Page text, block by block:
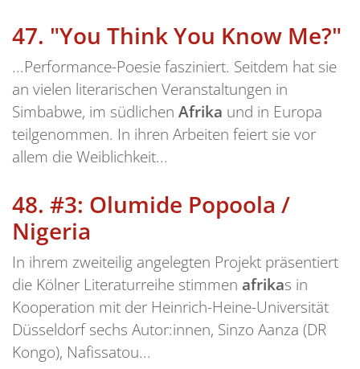
47. "You Think You Know Me?"
...Performance-Poesie fasziniert. Seitdem hat sie
an vielen literarischen Veranstaltungen in
Simbabwe, im südlichen Afrika und in Europa
teilgenommen. In ihren Arbeiten feiert sie vor
allem die Weiblichkeit...
48. #3: Olumide Popoola /
Nigeria
In ihrem zweiteilig angelegten Projekt präsentiert
die Kölner Literaturreihe stimmen afrikas in
Kooperation mit der Heinrich-Heine-Universität
Düsseldorf sechs Autor:innen, Sinzo Aanza (DR
Kongo), Nafissatou...